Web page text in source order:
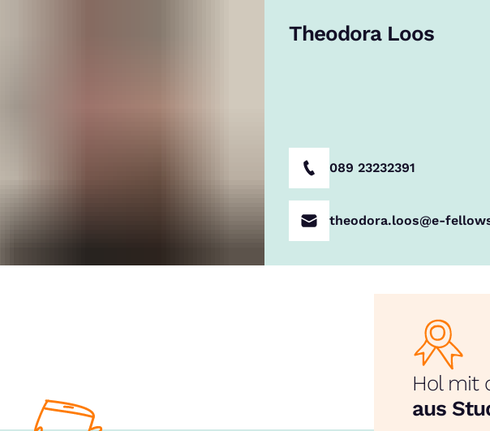
Theodora Loos
089 23232391
theodora.loos@e-
Hol mit
aus